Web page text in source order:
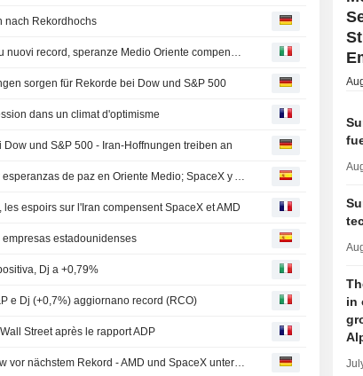
nach Rekordhochs
Borsa Usa, S&P 500 e Dow su nuovi record, speranze Medio Oriente compensano calo SpaceX e Amd
sorgen für Rekorde bei Dow und S&P 500
dans un climat d'optimisme
und S&P 500 - Iran-Hoffnungen treiben an
Dow Jones sube a récord por esperanzas de paz en Oriente Medio; SpaceX y AMD lastran al Nasdaq
espoirs sur l'Iran compensent SpaceX et AMD
estadounidenses
Dj a +0,79%
e Dj (+0,7%) aggiornano record (RCO)
Street après le rapport ADP
Aktien New York Ausblick: Dow vor nächstem Rekord - AMD und SpaceX unter Druck
in